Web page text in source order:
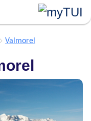
Valmorel